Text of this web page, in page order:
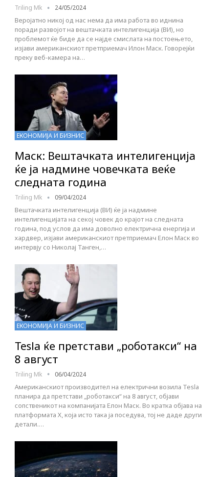
Triling Mk 24/05/2024
Веројатно никој од нас нема да има работа во иднина
поради развојот на вештачката интелигенција (ВИ), но
проблемот ќе биде да се најде смислата на постоењето,
изјави американскиот претприемач Илон Маск. Говорејќи
преку веб-камера на…
ЕКОНОМИЈА И БИЗНИС
Маск: Вештачката интелигенција
ќе ја надмине човечката веќе
следната година
Triling Mk 09/04/2024
Вештачката интелигенција (ВИ) ќе ја надмине
интелигенцијата на секој човек до крајот на следната
година, под услов да има доволно електрична енергија и
хардвер, изјави американскиот претприемач Eлон Маск во
интервју со Николај Танген,…
ЕКОНОМИЈА И БИЗНИС
Tesla ќе претстави „роботакси“ на
8 август
Triling Mk 06/04/2024
Американскиот производител на електрични возила Tesla
планира да претстави „роботакси“ на 8 август, објави
сопственикот на компанијата Елон Маск. Во кратка објава на
платформата Х, која исто така ја поседува, тој не даде други
детали.…